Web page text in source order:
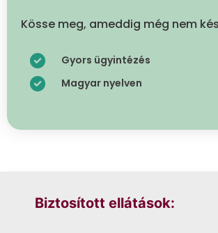
Kösse meg, ameddig még nem
Gyors ügyintézés
Magyar nyelven
Biztosított ellátások: